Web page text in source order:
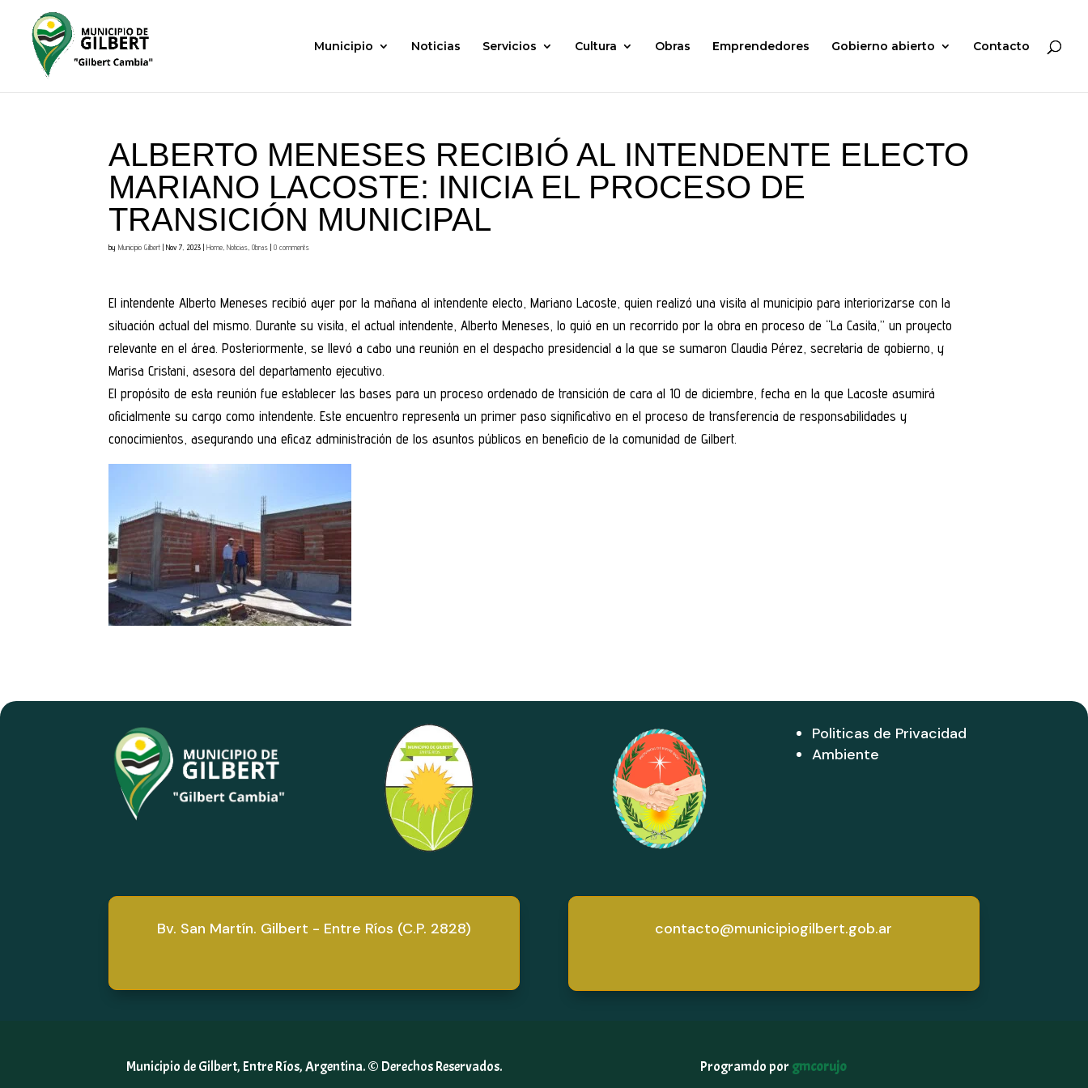
Municipio Noticias Servicios Cultura Obras Emprendedores Gobierno abierto Contacto
ALBERTO MENESES RECIBIÓ AL INTENDENTE ELECTO
MARIANO LACOSTE: INICIA EL PROCESO DE
TRANSICIÓN MUNICIPAL
byMunicipio Gilbert |Nov 7, 2023 |Home ,Noticias ,Obras |0 comments
El intendente Alberto Meneses recibió ayer por la mañana al intendente electo, Mariano Lacoste, quien realizó una visita al municipio para interiorizarse con la
situación actual del mismo. Durante su visita, el actual intendente, Alberto Meneses, lo guió en un recorrido por la obra en proceso de “La Casita,” un proyecto
relevante en el área. Posteriormente, se llevó a cabo una reunión en el despacho presidencial a la que se sumaron Claudia Pérez, secretaria de gobierno, y
Marisa Cristani, asesora del departamento ejecutivo.
El propósito de esta reunión fue establecer las bases para un proceso ordenado de transición de cara al 10 de diciembre, fecha en la que Lacoste asumirá
oficialmente su cargo como intendente. Este encuentro representa un primer paso significativo en el proceso de transferencia de responsabilidades y
conocimientos, asegurando una eficaz administración de los asuntos públicos en beneficio de la comunidad de Gilbert.
Politicas de Privacidad
Ambiente
Bv. San Martín. Gilbert - Entre Ríos (C.P. 2828) contacto@municipiogilbert.gob.ar
Municipio de Gilbert, Entre Ríos, Argentina. © Derechos Reservados. Programdo por gmcorujo